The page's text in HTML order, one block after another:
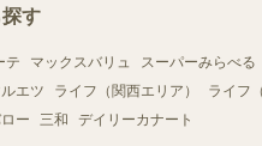
す
テ マックスバリュ スーパーみらべる
エツ ライフ（関西エリア）
ライフ
ー 三和 デイリーカナート